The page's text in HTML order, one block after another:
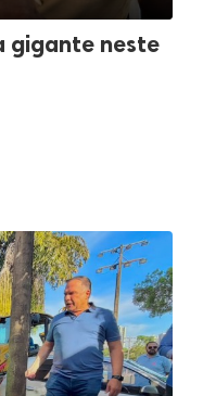
gigante neste